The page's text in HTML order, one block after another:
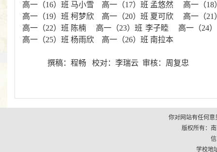
高一（16）班 马小雪 高一（17）班 孟悠然 高一（18
高一（19）班 柯梦欣 高一（20）班 夏可欣 高一（21
高一（22）班 陈楠 高一（23）班 李子睦 高一（24
高一（25）班 杨雨欣 高一（26）班 南拉本
撰稿：程畅 校对：李瑞云 审核：周复忠
你对网站有任何
版权所有：
学校地